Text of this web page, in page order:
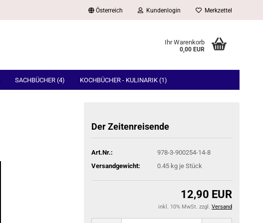
Österreich Kundenlogin Merkzettel
Ihr Warenkorb
0,00 EUR
SACHBÜCHER (4) KOCHBÜCHER - KULINARIK (1)
Der Zei­ten­rei­sen­de
Art.Nr.:
978-3-900254-14-8
Versandgewicht:
0.45 kg je Stück
12,90 EUR
inkl. 10% MwSt. zzgl. Versand